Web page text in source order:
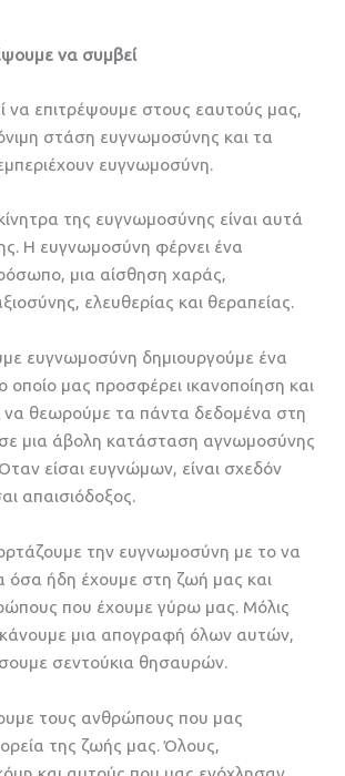
να συμβεί
να επιτρέψουμε στους εαυτούς μας,
στάση ευγνωμοσύνης και τα
ευγνωμοσύνη.
της ευγνωμοσύνης είναι αυτά
Η ευγνωμοσύνη φέρνει ένα
μια αίσθηση χαράς,
ελευθερίας και θεραπείας.
ευγνωμοσύνη δημιουργούμε ένα
οποίο μας προσφέρει ικανοποίηση και
θεωρούμε τα πάντα δεδομένα στη
μια άβολη κατάσταση αγνωμοσύνης
είσαι ευγνώμων, είναι σχεδόν
απαισιόδοξος.
την ευγνωμοσύνη με το να
όσα ήδη έχουμε στη ζωή μας και
που έχουμε γύρω μας. Μόλις
κάνουμε μια απογραφή όλων αυτών,
σεντούκια θησαυρών.
τους ανθρώπους που μας
της ζωής μας. Όλους,